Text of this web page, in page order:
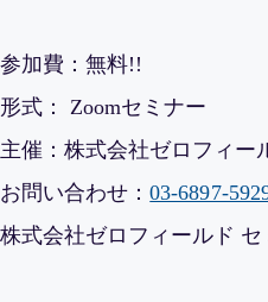
参加費：無料!!
形式： Zoomセミナー
主催：株式会社ゼロフィー
お問い合わせ：03-6897-
株式会社ゼロフィールド セ